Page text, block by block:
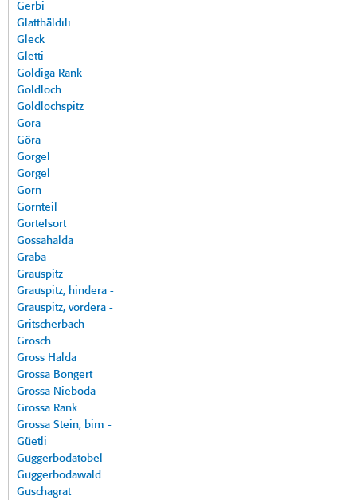
Gerbi
Glatthäldili
Gleck
Gletti
Goldiga Rank
Goldloch
Goldlochspitz
Gora
Göra
Gorgel
Gorgel
Gorn
Gornteil
Gortelsort
Gossahalda
Graba
Grauspitz
Grauspitz, hindera -
Grauspitz, vordera -
Gritscherbach
Grosch
Gross Halda
Grossa Bongert
Grossa Nieboda
Grossa Rank
Grossa Stein, bim -
Güetli
Guggerbodatobel
Guggerbodawald
Guschagrat